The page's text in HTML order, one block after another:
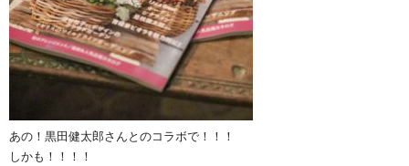
あの！黒田健太郎さんとのコラボで！！！
しかも！！！！